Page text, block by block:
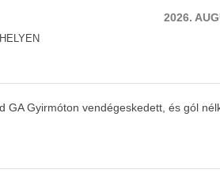
2026.
Gyirmóton vendégeskedett, és gól